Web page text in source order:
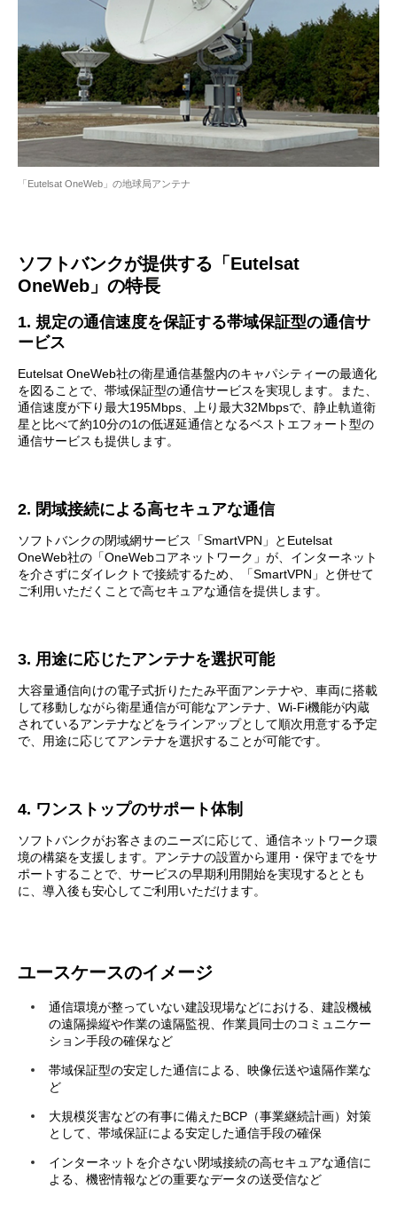
「Eutelsat OneWeb」の地球局アンテナ
ソフトバンクが提供する「Eutelsat
OneWeb」の特長
1. 規定の通信速度を保証する帯域保証型の通信サ
ービス
Eutelsat OneWeb社の衛星通信基盤内のキャパシティーの最適化
を図ることで、帯域保証型の通信サービスを実現します。また、
通信速度が下り最大195Mbps、上り最大32Mbpsで、静止軌道衛
星と比べて約10分の1の低遅延通信となるベストエフォート型の
通信サービスも提供します。
2. 閉域接続による高セキュアな通信
ソフトバンクの閉域網サービス「SmartVPN」とEutelsat
OneWeb社の「OneWebコアネットワーク」が、インターネット
を介さずにダイレクトで接続するため、「SmartVPN」と併せて
ご利用いただくことで高セキュアな通信を提供します。
3. 用途に応じたアンテナを選択可能
大容量通信向けの電子式折りたたみ平面アンテナや、車両に搭載
して移動しながら衛星通信が可能なアンテナ、Wi-Fi機能が内蔵
されているアンテナなどをラインアップとして順次用意する予定
で、用途に応じてアンテナを選択することが可能です。
4. ワンストップのサポート体制
ソフトバンクがお客さまのニーズに応じて、通信ネットワーク環
境の構築を支援します。アンテナの設置から運用・保守までをサ
ポートすることで、サービスの早期利用開始を実現するととも
に、導入後も安心してご利用いただけます。
ユースケースのイメージ
通信環境が整っていない建設現場などにおける、建設機械
の遠隔操縦や作業の遠隔監視、作業員同士のコミュニケー
ション手段の確保など
帯域保証型の安定した通信による、映像伝送や遠隔作業な
ど
大規模災害などの有事に備えたBCP（事業継続計画）対策
として、帯域保証による安定した通信手段の確保
インターネットを介さない閉域接続の高セキュアな通信に
よる、機密情報などの重要なデータの送受信など